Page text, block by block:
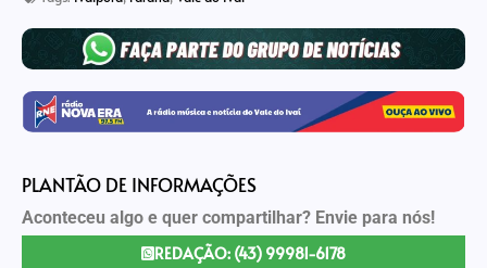
PLANTÃO DE INFORMAÇÕES
Aconteceu algo e quer compartilhar? Envie para nós!
REDAÇÃO: (43) 99981-6178